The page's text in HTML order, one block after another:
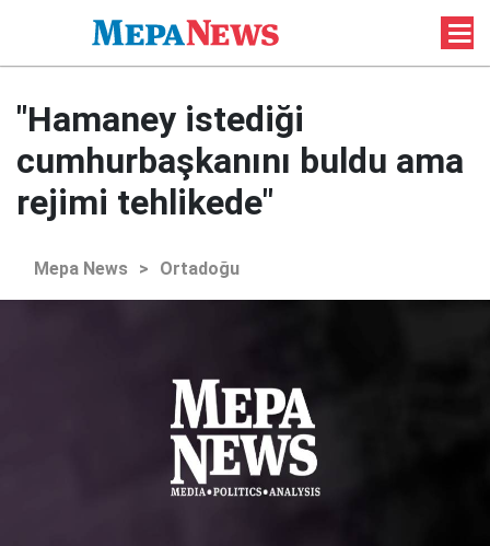
"Hamaney istediği
cumhurbaşkanını buldu ama
rejimi tehlikede"
Mepa News > Ortadoğu